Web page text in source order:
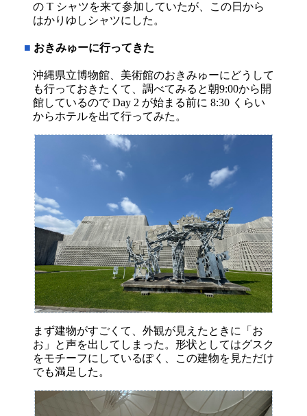
の T シャツを来て参加していたが、この日から
はかりゆしシャツにした。
■ おきみゅーに行ってきた
沖縄県立博物館、美術館のおきみゅーにどうして
も行っておきたくて、調べてみると朝9:00から開
館しているので Day 2 が始まる前に 8:30 くらい
からホテルを出て行ってみた。
まず建物がすごくて、外観が見えたときに「お
お」と声を出してしまった。形状としてはグスク
をモチーフにしているぽく、この建物を見ただけ
でも満足した。